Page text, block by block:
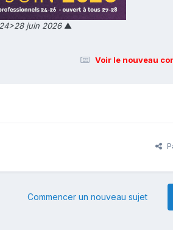
juin 2026▲
Voir le nouveau
Commencer un nouveau sujet